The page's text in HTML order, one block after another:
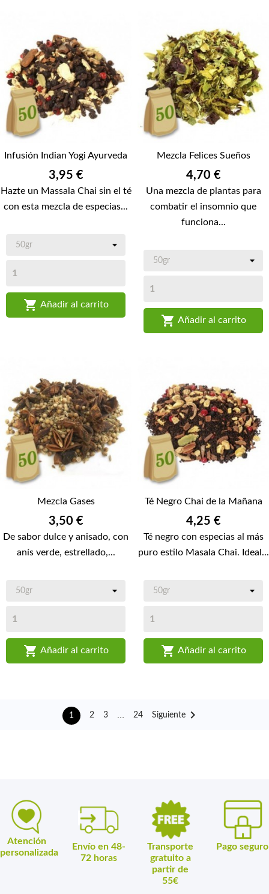
Infusión Indian Yogi Ayurveda
Precio
3,95 €
Hazte un Massala Chai sin el té
con esta mezcla de especias...
 Añadir al carrito
Mezcla Felices Sueños
Precio
4,70 €
Una mezcla de plantas para
combatir el insomnio que
funciona...
 Añadir al carrito
Mezcla Gases
Precio
3,50 €
De sabor dulce y anisado, con
anís verde, estrellado,...
 Añadir al carrito
Té Negro Chai de la Mañana
Precio
4,25 €
Té negro con especias al más
puro estilo Masala Chai. Ideal...
 Añadir al carrito
1 2 3 … 24 Siguiente 
Atención
personalizada
Envío en 48-
72 horas
Transporte
gratuito a
partir de
55€
Pago seguro